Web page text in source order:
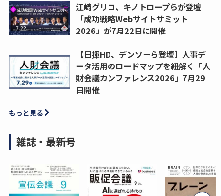
江崎グリコ、キノトロープらが登壇
「成功戦略Webサイトサミット
2026」が7月22日に開催
【日揮HD、デンソーら登壇】人事デ
ータ活用のロードマップを紐解く「人
財会議カンファレンス2026」7月29
日開催
もっと見る
雑誌・最新号